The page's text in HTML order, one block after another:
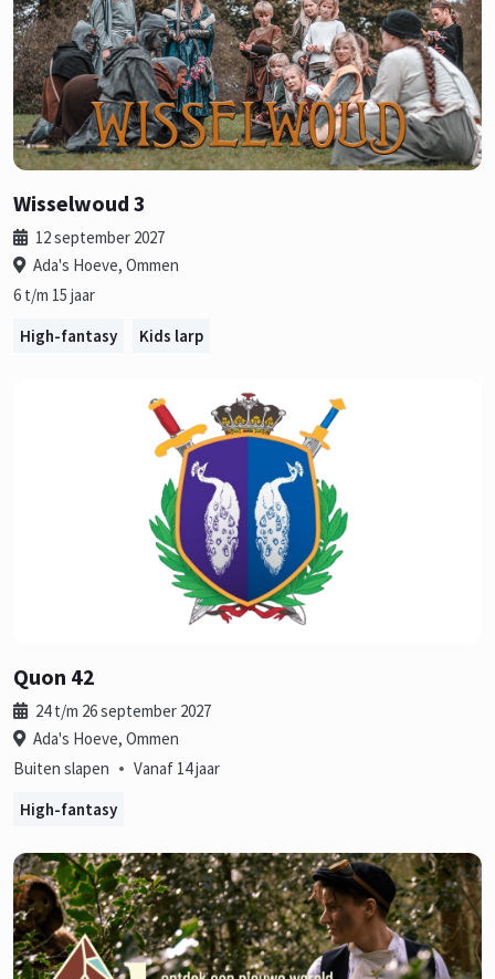
Wisselwoud 3
12 september 2027
Ada's Hoeve, Ommen
6 t/m 15 jaar
High-fantasy
Kids larp
Quon 42
24 t/m 26 september 2027
Ada's Hoeve, Ommen
Buiten slapen • Vanaf 14 jaar
High-fantasy